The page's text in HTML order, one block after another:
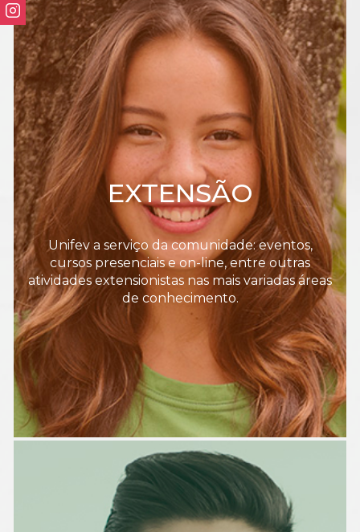
EXTENSÃO
Unifev a serviço da comunidade: eventos,
cursos presenciais e on-line, entre outras
atividades extensionistas nas mais variadas áreas
de conhecimento.